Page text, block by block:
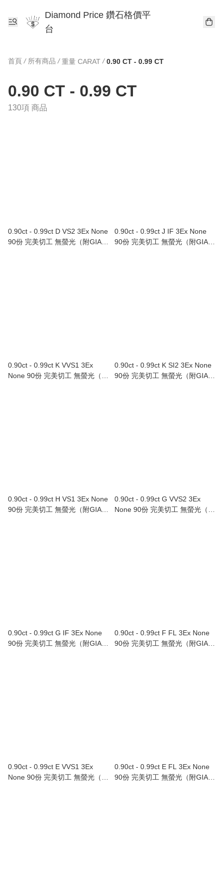
Diamond Price 鑽石格價平
台
首頁 / 所有商品 / 重量 CARAT / 0.90 CT - 0.99 CT
0.90 CT - 0.99 CT
130項 商品
0.90ct - 0.99ct D VS2 3Ex None
90份 完美切工 無螢光（附GIA證
0.90ct - 0.99ct J IF 3Ex None
90份 完美切工 無螢光（附GIA證
0.90ct - 0.99ct K VVS1 3Ex
None 90份 完美切工 無螢光（附
0.90ct - 0.99ct K SI2 3Ex None
90份 完美切工 無螢光（附GIA證
0.90ct - 0.99ct H VS1 3Ex None
90份 完美切工 無螢光（附GIA證
0.90ct - 0.99ct G VVS2 3Ex
None 90份 完美切工 無螢光（附
0.90ct - 0.99ct G IF 3Ex None
90份 完美切工 無螢光（附GIA證
0.90ct - 0.99ct F FL 3Ex None
90份 完美切工 無螢光（附GIA證
0.90ct - 0.99ct E VVS1 3Ex
None 90份 完美切工 無螢光（附
0.90ct - 0.99ct E FL 3Ex None
90份 完美切工 無螢光（附GIA證